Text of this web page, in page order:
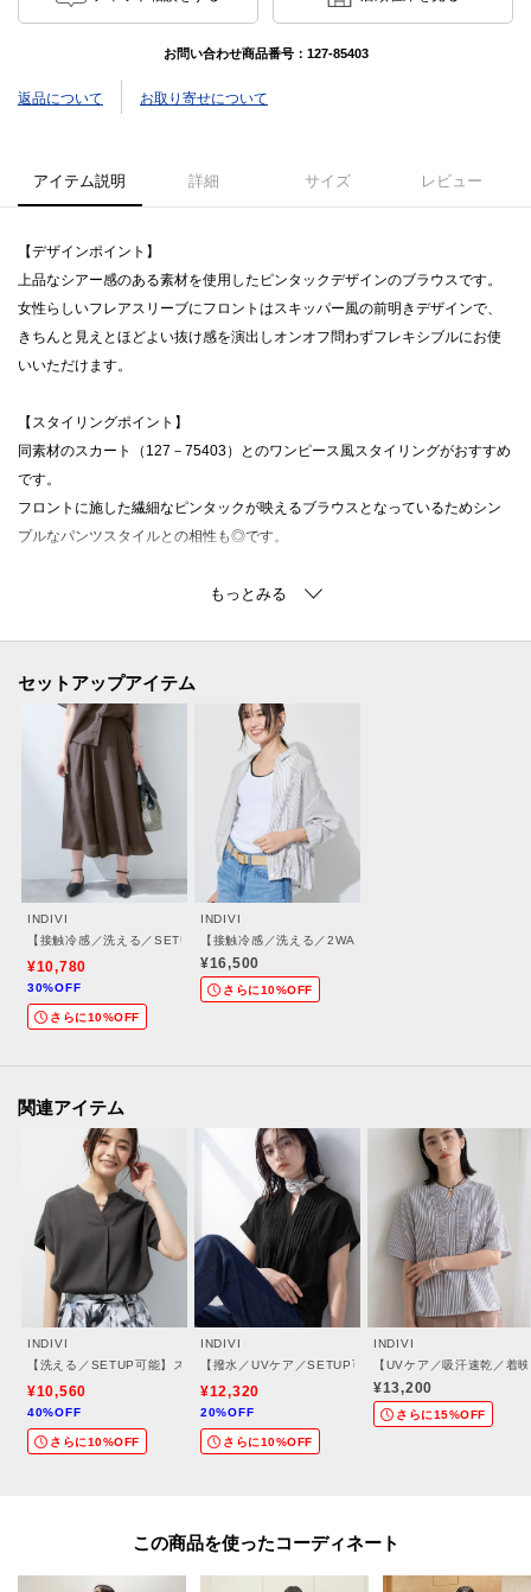
お問い合わせ商品番号： 127-85403
返品について お取り寄せについて
アイテム説明 詳細 サイズ レビュー
【デザインポイント】
上品なシアー感のある素材を使用したピンタックデザインのブラウスです。
女性らしいフレアスリーブにフロントはスキッパー風の前明きデザインで、
きちんと見えとほどよい抜け感を演出しオンオフ問わずフレキシブルにお使
いいただけます。
【スタイリングポイント】
同素材のスカート（127－75403）とのワンピース風スタイリングがおすすめ
です。
フロントに施した繊細なピンタックが映えるブラウスとなっているためシン
プルなパンツスタイルとの相性も◎です。
スカート：127－75403
【素材ポイント】
シルキーな光沢のあるスパンタッチの風合いが特徴のローンになります。
程よいシア―感がある軽くて涼しげな着心地に、シワになりにくく、接触冷
感を兼ね備えた素材になっております。
-・-・-・-・-・-・-・-・-・-・-・-・-・-・-・-・-・-・-・-・-・-
■気になるアイテムは『お気に入り登録』がおすすめです！■
[お気に入り登録とは？]
オンラインサイトの各アイテムにある「♡マーク」を
[おすすめPOINT]
お得な情報をGETできます！！
POINT.1
再入荷通知や、値下げ情報・在庫状況をメルマガにてお知らせ♪
POINT.2
マイページでお気に入り一覧をチェックでき、
自分だけのお買い物リストがつくれる♪
-・-・-・-・-・-・-・-・-・-・-・-・-・-・-・-・-・-・-・-・-・-
※照明の関係により、実際よりも色味が違って見える場合があります。ま
セットアップアイテム
INDIVI
【接触冷感／洗える／SETUP可能】シアーシャンブレータックフレアスカート
¥10,780
30%OFF
さらに10%OFF
INDIVI
【接触冷感／洗える／2WAY】ドロスト付 シアーシャン
¥16,500
さらに10%OFF
関連アイテム
INDIVI
【洗える／SETUP可能】スキッパーブラウス
¥10,560
40%OFF
さらに10%OFF
INDIVI
【撥水／UVケア／SETUP可能】軽量タックスキッパー
¥12,320
20%OFF
さらに10%OFF
INDIVI
【UVケア／吸汗速乾／着
¥13,200
さらに15%OFF
この商品を使った